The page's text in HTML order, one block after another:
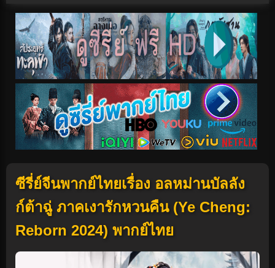
ซีรี่ย์จีนพากย์ไทยเรื่อง อลหม่านบัลลัง
ก์ต้าฉู่ ภาคเงารักหวนคืน (Ye Cheng:
Reborn 2024) พากย์ไทย